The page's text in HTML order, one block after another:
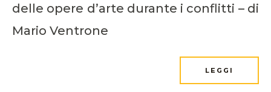
delle opere d’arte durante i conflitti – di
Mario Ventrone
LEGGI